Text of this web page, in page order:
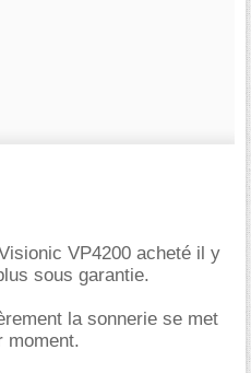
VP4200 acheté il y
sous garantie.
la sonnerie se met
moment.